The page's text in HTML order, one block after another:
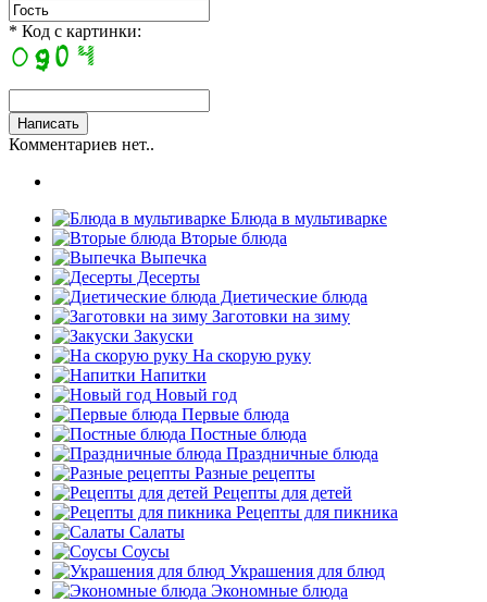
* Код с картинки:
Комментариев нет..
Блюда в мультиварке
Вторые блюда
Выпечка
Десерты
Диетические блюда
Заготовки на зиму
Закуски
На скорую руку
Напитки
Новый год
Первые блюда
Постные блюда
Праздничные блюда
Разные рецепты
Рецепты для детей
Рецепты для пикника
Салаты
Соусы
Украшения для блюд
Экономные блюда